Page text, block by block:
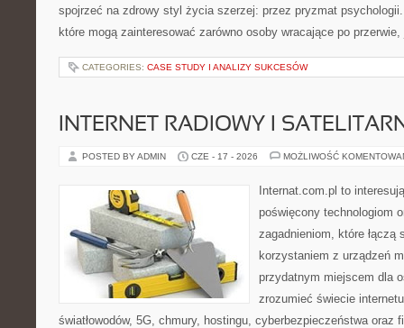
spojrzeć na zdrowy styl życia szerzej: przez pryzmat
które mogą zainteresować zarówno osoby wracające po
CATEGORIES: CASE STUDY I ANALIZY SUKCESÓW
INTERNET RADIOWY I
POSTED BY ADMIN CZE - 17 - 2026 MOŻLIWOŚĆ
Internat.com.pl to
poświęcony technologiom
zagadnieniom, które łączą
korzystaniem z urządzeń
przydatnym miejscem dla
zrozumieć świecie
światłowodów, 5G, chmury, hostingu, cyberbezpieczeństwa oraz